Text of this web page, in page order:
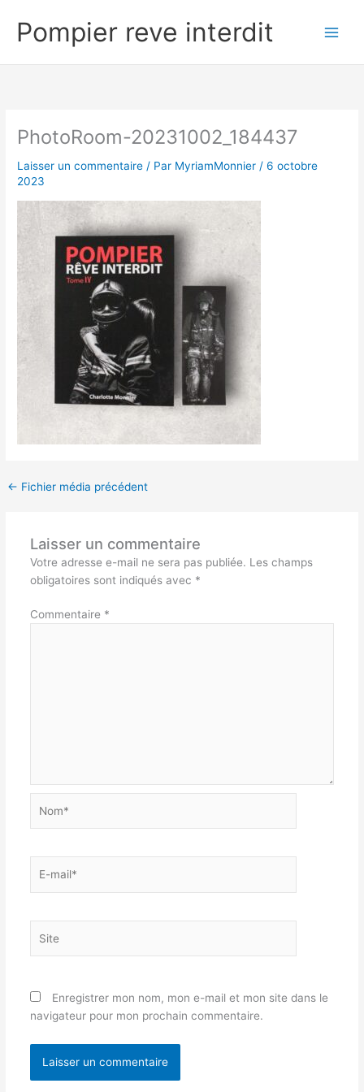
contenu
Pompier reve interdit
PhotoRoom-20231002_184437
Laisser un commentaire / Par MyriamMonnier /6 octobre
2023
← Fichier média précédent
Laisser un commentaire
Votre adresse e-mail ne sera pas publiée. Les champs
obligatoires sont indiqués avec *
Commentaire *
mail*
Enregistrer mon nom, mon e-mail et mon site dans le
navigateur pour mon prochain commentaire.